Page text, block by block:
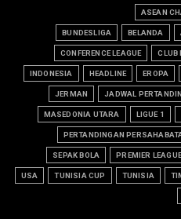
ASEAN
BELANDA
BUNDESLIGA
CLUB
CONFERENCE LEAGUE
EROPA
HEADLINE
INDONESIA
JADWAL
JERMAN
LIGUE 1
MASEDONIA UTARA
PERTANDINGAN
PREMIER LEAGUE
SEPAK BOLA
TUNISIA
TUNISIA CUP
USA